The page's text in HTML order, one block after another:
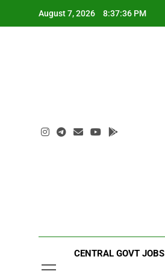
August 7, 2026 8:37:37 PM
CENTRAL GOVT JOBS